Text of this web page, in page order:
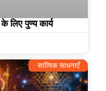
लिए पुण्य कार्य
सात्विक साधनाएँ